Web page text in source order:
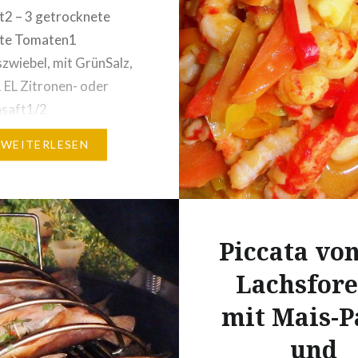
Bier…
– 3 getrocknete
Tomaten1
mit GrünSalz,
Zitronen- oder
2
2 Pepperoni,
Thunfischglas
die Filets klein
Tomaten und
sehr fein
Avocado mit einem
halbieren, den
WEITERLESEN
Piccata
mit Mais-
und